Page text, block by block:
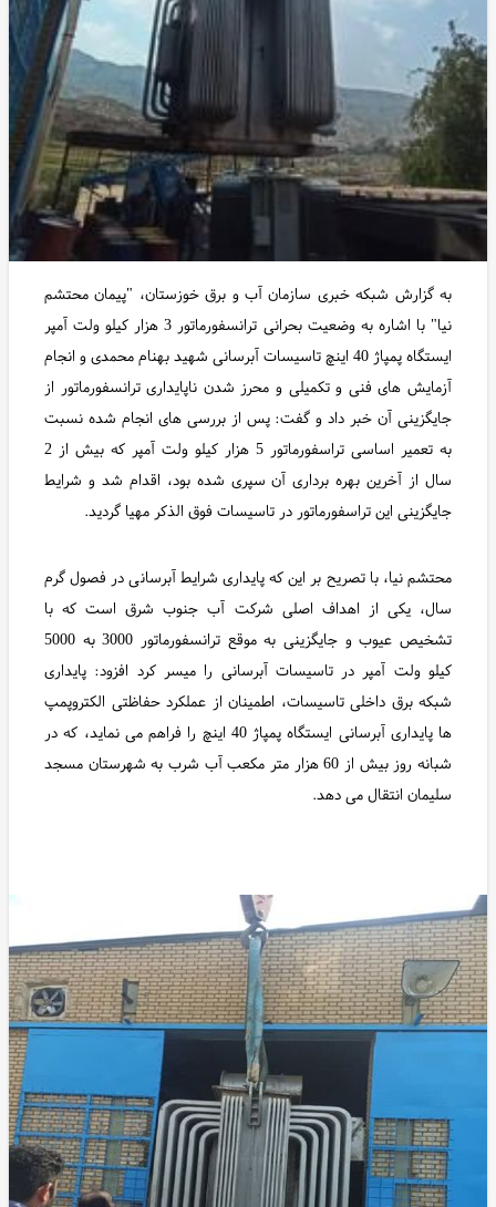
به گزارش شبکه خبری سازمان آب و برق خوزستان، "پیمان محتشم
نیا" با اشاره به وضعیت بحرانی ترانسفورماتور 3 هزار کیلو ولت آمپر
ایستگاه پمپاژ 40 اینچ تاسیسات آبرسانی شهید بهنام محمدی و انجام
آزمایش های فنی و تکمیلی و محرز شدن ناپایداری ترانسفورماتور از
جایگزینی آن خبر داد و گفت: پس از بررسی های انجام شده نسبت
به تعمیر اساسی تراسفورماتور 5 هزار کیلو ولت آمپر که بیش از 2
سال از آخرین بهره برداری آن سپری شده بود، اقدام شد و شرایط
جایگزینی این تراسفورماتور در تاسیسات فوق الذکر مهیا گردید.
محتشم نیا، با تصریح بر این که پایداری شرایط آبرسانی در فصول گرم
سال، یکی از اهداف اصلی شرکت آب جنوب شرق است که با
تشخیص عیوب و جایگزینی به موقع ترانسفورماتور 3000 به 5000
کیلو ولت آمپر در تاسیسات آبرسانی را میسر کرد افزود: پایداری
شبکه برق داخلی تاسیسات، اطمینان از عملکرد حفاظتی الکتروپمپ
ها پایداری آبرسانی ایستگاه پمپاژ 40 اینچ را فراهم می نماید، که در
شبانه روز بیش از 60 هزار متر مکعب آب شرب به شهرستان مسجد
سلیمان انتقال می دهد.